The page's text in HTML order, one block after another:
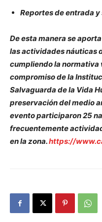
Reportes de entrada y
De esta manera se
las actividades náuticas
cumpliendo la
compromiso de la
Salvaguarda de la Vida
preservación del medio
evento participaron 25
frecuentemente
en la zona.https://